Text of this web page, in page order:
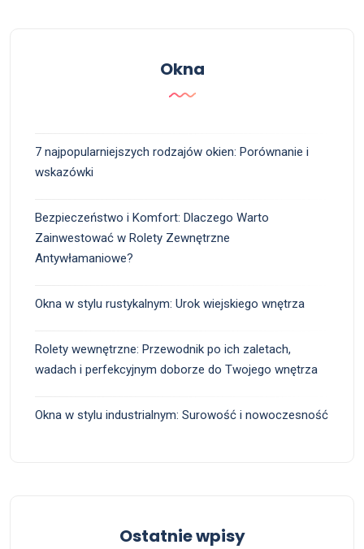
Okna
7 najpopularniejszych rodzajów okien: Porównanie i
wskazówki
Bezpieczeństwo i Komfort: Dlaczego Warto
Zainwestować w Rolety Zewnętrzne
Antywłamaniowe?
Okna w stylu rustykalnym: Urok wiejskiego wnętrza
Rolety wewnętrzne: Przewodnik po ich zaletach,
wadach i perfekcyjnym doborze do Twojego wnętrza
Okna w stylu industrialnym: Surowość i nowoczesność
Ostatnie wpisy